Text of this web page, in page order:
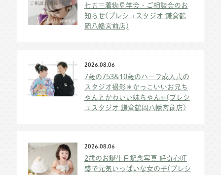
七五三着物見学会・ご相談会のお
知らせ(プレシュスタジオ 鎌倉鶴
岡八幡宮前店)
2026.08.06
7歳の753&10歳のハーフ成人式の
スタジオ撮影＊かっこいいお兄ち
ゃんとかわいい妹ちゃん✨(プレシ
ュスタジオ 鎌倉鶴岡八幡宮前店)
2026.08.06
2歳のお誕生日記念写真 好奇心旺
盛で元気いっぱいな女の子(プレシ